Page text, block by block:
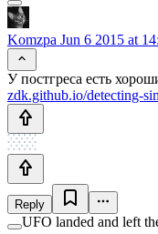
Komzpa Jun 6 2015 at
У постгреса есть
zdk.github.io/detecting-
Reply
UFO landed and left